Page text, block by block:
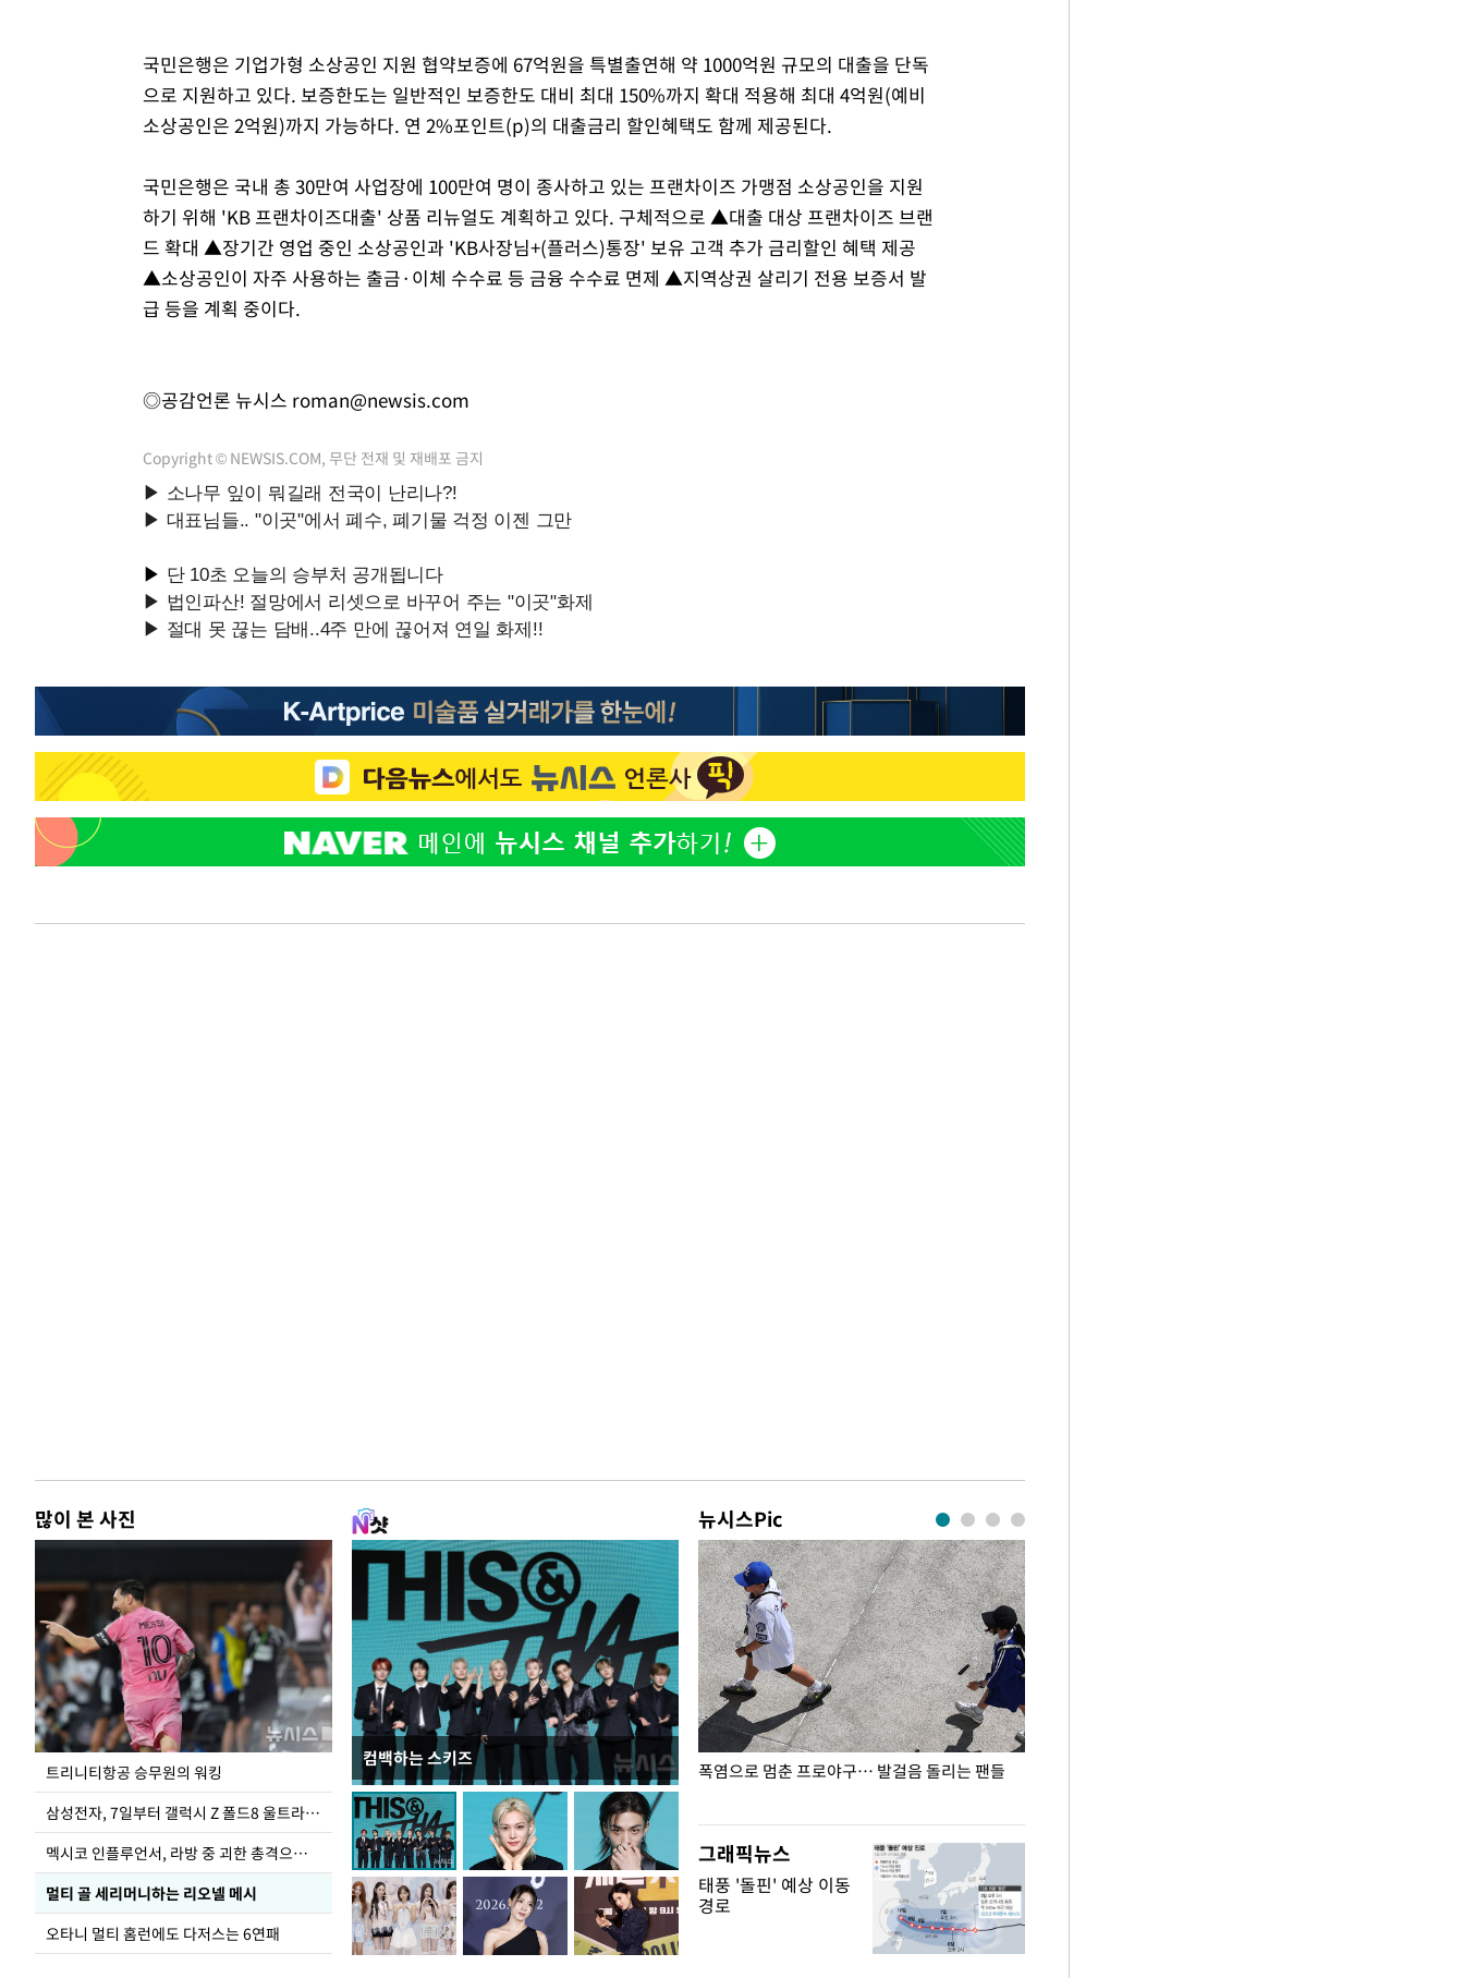
국민은행은 기업가형 소상공인 지원 협약보증에 67억원을 특별출연해 약 1000억원 규모의 대출을 단독
으로 지원하고 있다. 보증한도는 일반적인 보증한도 대비 최대 150%까지 확대 적용해 최대 4억원(예비
소상공인은 2억원)까지 가능하다. 연 2%포인트(p)의 대출금리 할인혜택도 함께 제공된다.
국민은행은 국내 총 30만여 사업장에 100만여 명이 종사하고 있는 프랜차이즈 가맹점 소상공인을 지원
하기 위해 'KB 프랜차이즈대출' 상품 리뉴얼도 계획하고 있다. 구체적으로 ▲대출 대상 프랜차이즈 브랜
드 확대 ▲장기간 영업 중인 소상공인과 'KB사장님+(플러스)통장' 보유 고객 추가 금리할인 혜택 제공
▲소상공인이 자주 사용하는 출금·이체 수수료 등 금융 수수료 면제 ▲지역상권 살리기 전용 보증서 발
급 등을 계획 중이다.
◎공감언론 뉴시스 roman@newsis.com
Copyright © NEWSIS.COM, 무단 전재 및 재배포 금지
많이 본 사진
트리니티항공 승무원의 워킹
삼성전자, 7일부터 갤럭시 Z 폴드8 울트라·폴드8·플립8 출시
멕시코 인플루언서, 라방 중 괴한 총격으로 사망
멀티 골 세리머니하는 리오넬 메시
오타니 멀티 홈런에도 다저스는 6연패
컴백하는 스키즈
뉴시스Pic
입추 하루 앞둔 전남광주… 열화상 카메라에 담긴
폭염
폭염으로 멈춘 프로야구… 발걸음 돌리는 팬들
그래픽뉴스
태풍 '돌핀' 예상 이동
경로